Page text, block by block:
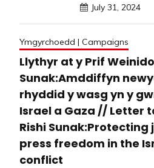
July 31, 2024
Ymgyrchoedd | Campaigns
Llythyr at y Prif
Sunak:Amddiffyn
rhyddid y wasg yn y
Israel a Gaza // Letter
Rishi
press freedom in the
conflict